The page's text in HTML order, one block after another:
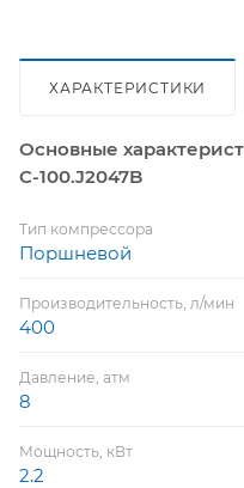
ХАРАКТЕРИСТИКИ
Основные
С-100.J2047B
Тип компрессора
Поршневой
Производительность, л/мин
400
Давление, атм
8
Мощность, кВт
2.2